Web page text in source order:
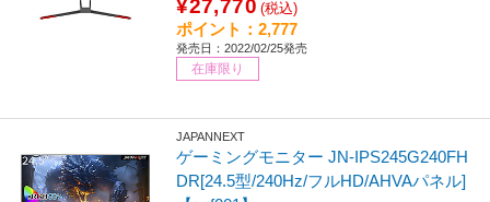
¥27,770 (税込)
ポイント：2,777
発売日：2022/02/25発売
在庫限り
JAPANNEXT
ゲーミングモニター JN-IPS245G240FH
DR[24.5型/240Hz/フルHD/AHVAパネル]